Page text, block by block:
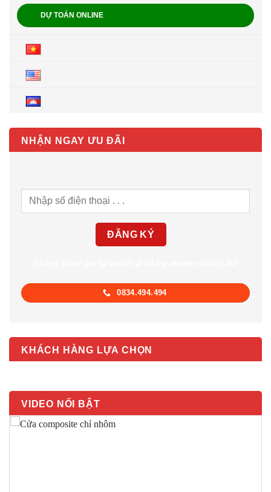
DỰ TOÁN ONLINE
NHẬN NGAY ƯU ĐÃI
0834.494.494
KHÁCH HÀNG LỰA CHỌN
VIDEO NỔI BẬT